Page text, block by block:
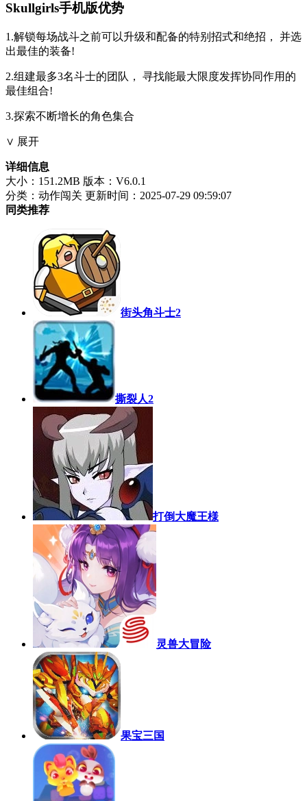
Skullgirls手机版优势
1.解锁每场战斗之前可以升级和配备的特别招式和绝招， 并选
出最佳的装备!
2.组建最多3名斗士的团队， 寻找能最大限度发挥协同作用的
最佳组合!
3.探索不断增长的角色集合
∨ 展开
详细信息
大小：151.2MB 版本：V6.0.1
分类：动作闯关 更新时间：2025-07-29 09:59:07
同类推荐
街头角斗士2
撕裂人2
打倒大魔王様
灵兽大冒险
果宝三国